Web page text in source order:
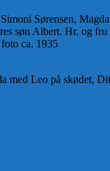
Sørensen,
søn Albert. Hr. og fru
ca. 1935
med Leo på skødet,